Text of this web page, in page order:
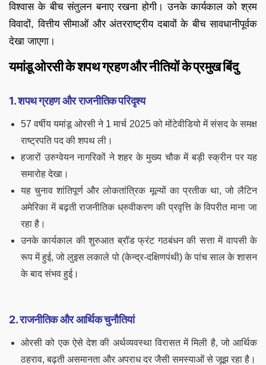
विश्वास के बीच संतुलन बनाए रखना होगी। उनके कार्यकाल को श्रम
विवादों, वित्तीय सीमाओं और अंतरराष्ट्रीय दबावों के बीच सावधानीपूर्वक
देखा जाएगा।
यमांडू ओरसी के शपथ ग्रहण और नीतियों के प्रमुख बिंदु
1. शपथ ग्रहण और राजनीतिक परिदृश्य
57 वर्षीय यमांडू ओरसी ने 1 मार्च 2025 को मोंटेवीडियो में संसद के समक्ष
राष्ट्रपति पद की शपथ ली।
हजारों उरुग्वेयन नागरिकों ने शहर के मुख्य चौक में बड़ी स्क्रीन पर यह
समारोह देखा।
यह चुनाव शांतिपूर्ण और लोकतांत्रिक मूल्यों का प्रतीक था, जो लैटिन
अमेरिका में बढ़ती राजनीतिक ध्रुवीकरण की प्रवृत्ति के विपरीत माना जा
रहा है।
उनके कार्यकाल की शुरुआत ब्रॉड फ्रंट गठबंधन की सत्ता में वापसी के
रूप में हुई, जो लुइस लकाले पो (केन्द्र-दक्षिणपंथी) के पांच साल के शासन
के बाद संभव हुई।
2. राजनीतिक और आर्थिक चुनौतियां
ओरसी को एक ऐसे देश की अर्थव्यवस्था विरासत में मिली है, जो आर्थिक
ठहराव, बढ़ती असमानता और अपराध दर जैसी समस्याओं से जूझ रहा है।